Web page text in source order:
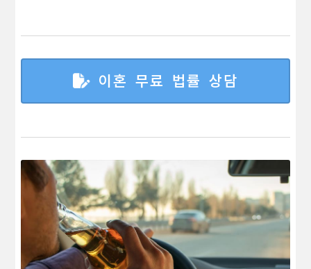
이혼 무료 법률 상담